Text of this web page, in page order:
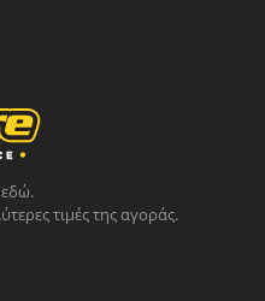
εδώ.
τιμές της αγοράς.